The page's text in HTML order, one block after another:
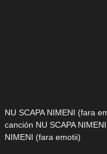
NU SCAPA NIMENI (fara
canción NU SCAPA
NIMENI (fara emotii)